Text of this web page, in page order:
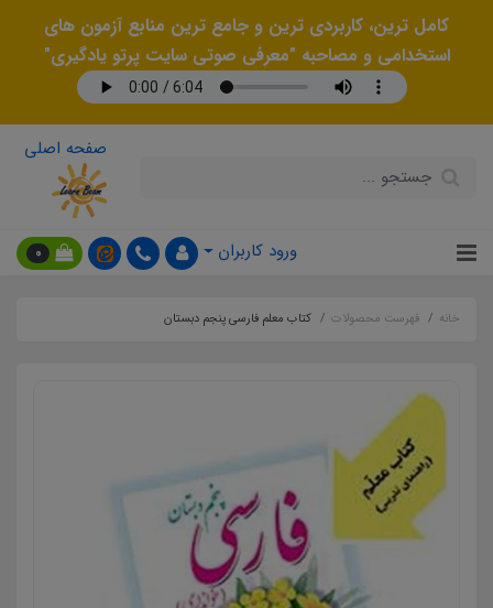
کامل ترین، کاربردی ترین و جامع ترین منابع آزمون های
استخدامی و مصاحبه "معرفی صوتی سایت پرتو یادگیری"
صفحه اصلی
ورود کاربران 0
خانه فهرست محصولات کتاب معلم فارسی پنجم دبستان